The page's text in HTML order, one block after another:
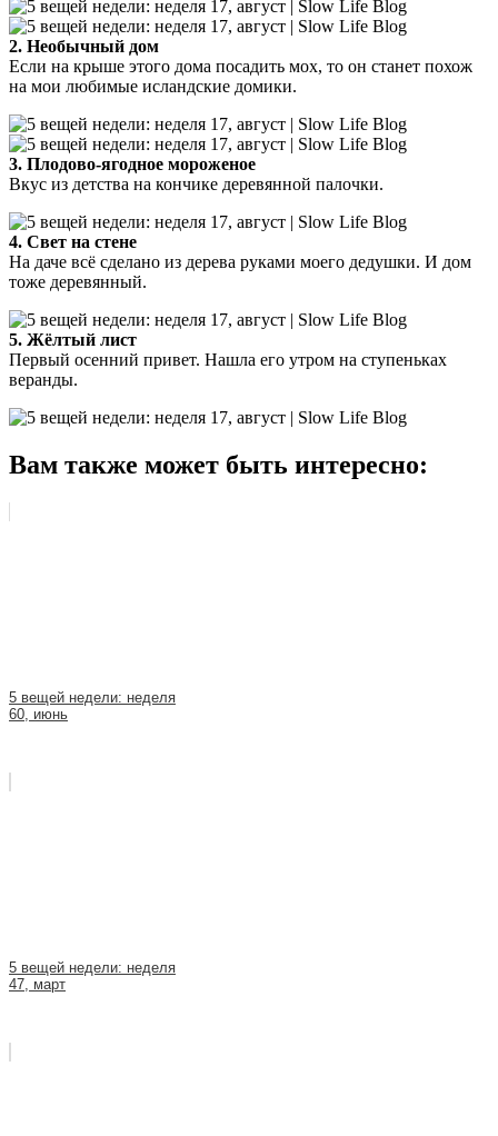
2. Необычный дом
Если на крыше этого дома посадить мох, то он станет похож
на мои любимые исландские домики.
3. Плодово-ягодное мороженое
Вкус из детства на кончике деревянной палочки.
4. Свет на стене
На даче всё сделано из дерева руками моего дедушки. И дом
тоже деревянный.
5. Жёлтый лист
Первый осенний привет. Нашла его утром на ступеньках
веранды.
Вам также может быть интересно:
5 вещей недели: неделя
60, июнь
5 вещей недели: неделя
47, март